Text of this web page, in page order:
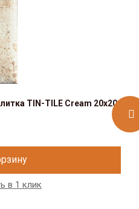
TIN-TILE Cream 20x20
в 1 клик